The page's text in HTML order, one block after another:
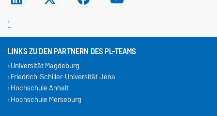
LINKS ZU DEN PARTNERN DES PL-TEAMS
Universität Magdeburg
Friedrich-Schiller-Universität Jena
Hochschule Anhalt
Hochschule Merseburg